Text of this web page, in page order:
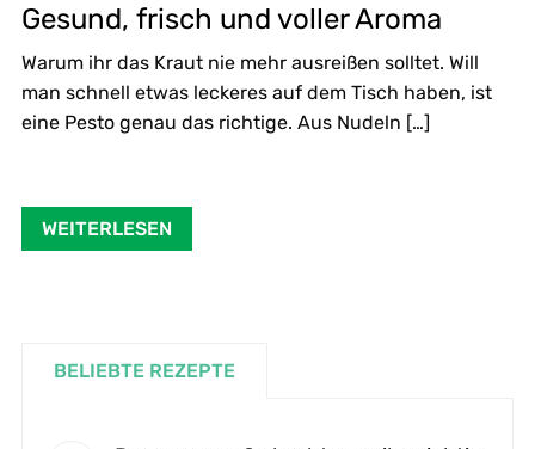
Gesund, frisch und voller Aroma
Warum ihr das Kraut nie mehr ausreißen solltet. Will
man schnell etwas leckeres auf dem Tisch haben, ist
eine Pesto genau das richtige. Aus Nudeln […]
WEITERLESEN
BELIEBTE REZEPTE